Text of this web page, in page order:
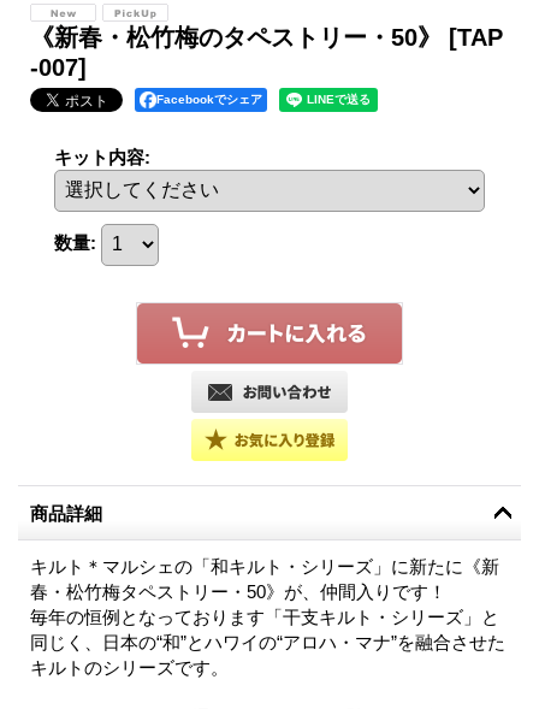
《新春・松竹梅のタペストリー・50》 [TAP
-007]
Facebookでシェア
キット内容:
数量:
商品詳細
キルト＊マルシェの「和キルト・シリーズ」に新たに《新
春・松竹梅タペストリー・50》が、仲間入りです！
毎年の恒例となっております「干支キルト・シリーズ」と
同じく、日本の“和”とハワイの“アロハ・マナ”を融合させた
キルトのシリーズです。